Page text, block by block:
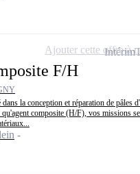
F/H
la conception et réparation de pâles
composite (H/F), vos missions
Intérim
Ajouter cette offre à